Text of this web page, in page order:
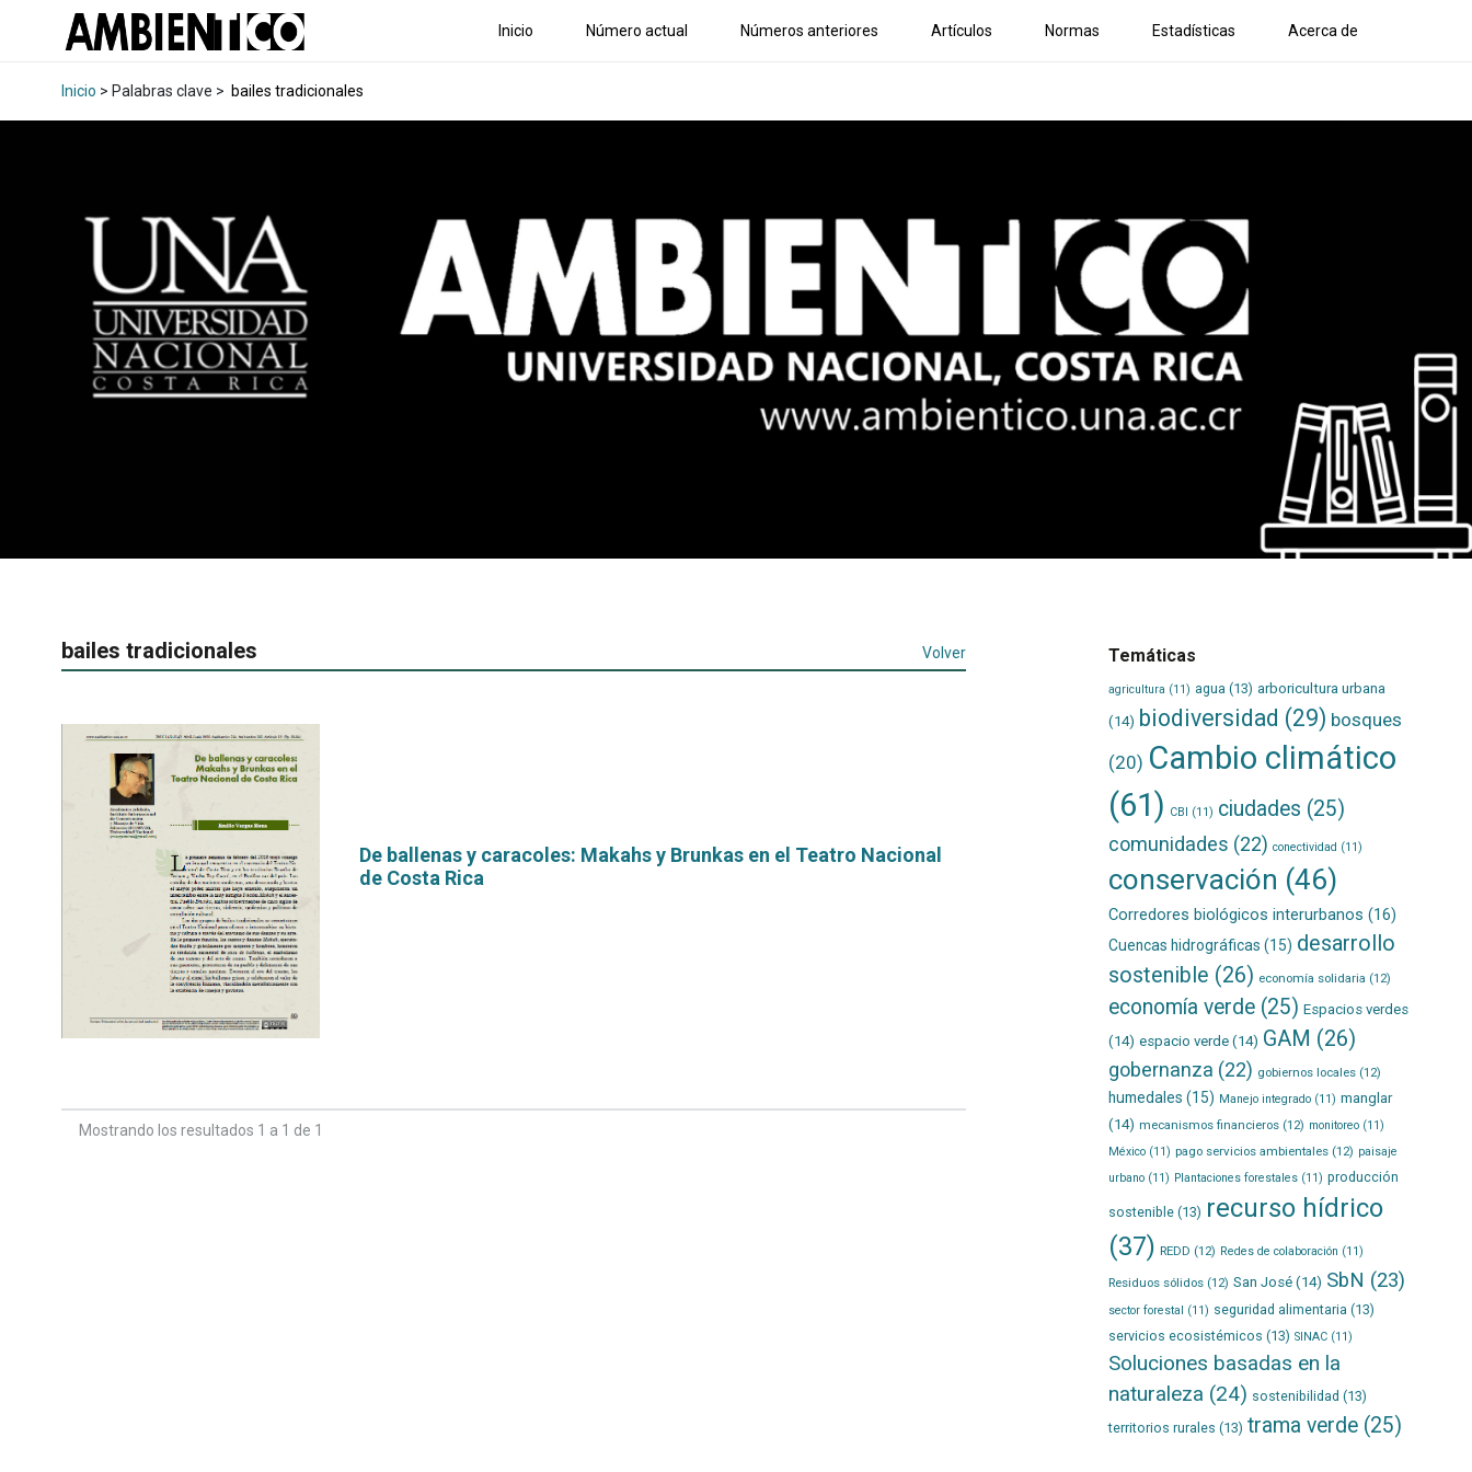
Inicio Número actual Números anteriores Artículos Normas Estadísticas Acerca de
Inicio > Palabras clave > bailes tradicionales
bailes tradicionales Volver
De ballenas y caracoles: Makahs y Brunkas en el Teatro Nacional
de Costa Rica
Mostrando los resultados 1 a 1 de 1
Temáticas
agricultura (11) agua (13) arboricultura urbana
(14) biodiversidad (29) bosques
(20) Cambio climático
(61) CBI (11) ciudades (25)
comunidades (22) conectividad (11)
conservación (46)
Corredores biológicos interurbanos (16)
Cuencas hidrográficas (15) desarrollo
sostenible (26) economía solidaria (12)
economía verde(25) Espacios verdes
(14) espacio verde(14) GAM (26)
gobernanza (22) gobiernos locales(12)
humedales (15) Manejo integrado(11) manglar
(14) mecanismos financieros(12) monitoreo(11)
México(11) pago servicios ambientales(12) paisaje
urbano(11) Plantaciones forestales(11) producción
sostenible(13) recurso hídrico
(37) REDD (12) Redes de colaboración (11)
Residuos sólidos(12) San José(14) SbN (23)
sector forestal (11) seguridad alimentaria (13)
servicios ecosistémicos (13) SINAC(11)
Soluciones basadas en la
naturaleza (24) sostenibilidad (13)
territorios rurales (13) trama verde(25)